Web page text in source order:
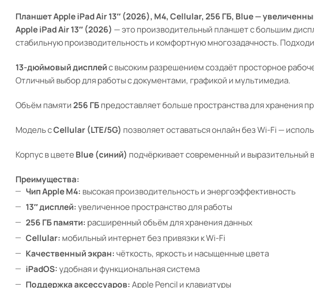
Планшет Apple iPad Air 13″ (2026), M4, Cellular, 256 ГБ, Blue —
Apple iPad Air 13″ (2026) — это производительный планшет с большим
стабильную производительность и комфортную многозадачность.
13-дюймовый дисплейс высоким разрешением создаёт просторное
Отличный выбор для работы с документами, графикой и мультимедиа.
Объём памяти256 ГБпредоставляет больше пространства для хранения
Модель сCellular (LTE/5G) позволяет оставаться онлайн без Wi-Fi —
Корпус в цветеBlue (синий) подчёркивает современный и выразительный
Преимущества:
Чип Apple M4: высокая производительность и энергоэффективность
13″ дисплей: увеличенное пространство для работы
256 ГБ памяти: расширенный объём для хранения данных
Cellular: мобильный интернет без привязки к Wi-Fi
Качественный экран: чёткость, яркость и насыщенные цвета
iPadOS: удобная и функциональная система
Поддержка аксессуаров: Apple Pencil и клавиатуры